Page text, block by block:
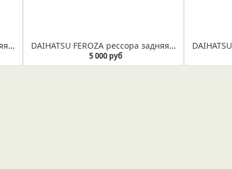
DAIHATSU FEROZA рессора задняя 2-х листовая из полосы 60*12/6 DAIHATSU FEROZA рессора задняя лист №1 (Арт. IR 29-26-01)
5 000 руб